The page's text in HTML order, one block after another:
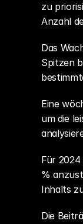
zu
Anzahl
Das
Spitzen
Eine
um die
Für
%
Inhalts
Die